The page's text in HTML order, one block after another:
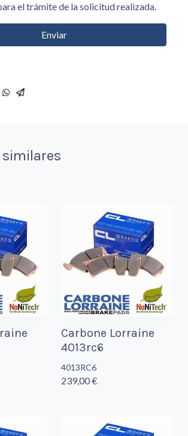
el trámite de la solicitud realizada.
Enviar
Carbone Lorraine
4013rc6
4013RC6
239,00 €